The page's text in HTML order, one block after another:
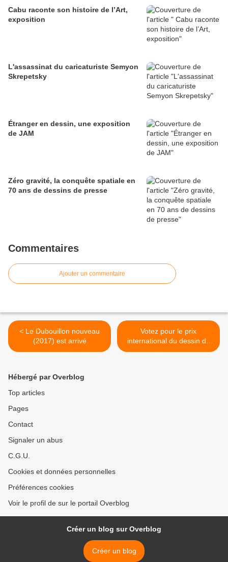
Cabu raconte son histoire de l’Art,
exposition
L'assassinat du caricaturiste Semyon
Skrepetsky
Étranger en dessin, une exposition
de JAM
Zéro gravité, la conquête spatiale en
70 ans de dessins de presse
Commentaires
Ajouter un commentaire
< Le Dubouillon nouveau
(2017) est arrivé
Votez pour le prix
international du dessin de
presse 2018 organisé par
Hébergé par Overblog
Top articles
Pages
Contact
Signaler un abus
C.G.U.
Cookies et données personnelles
Préférences cookies
Voir le profil de sur le portail Overblog
Créer un blog sur Overblog
Créer un blog